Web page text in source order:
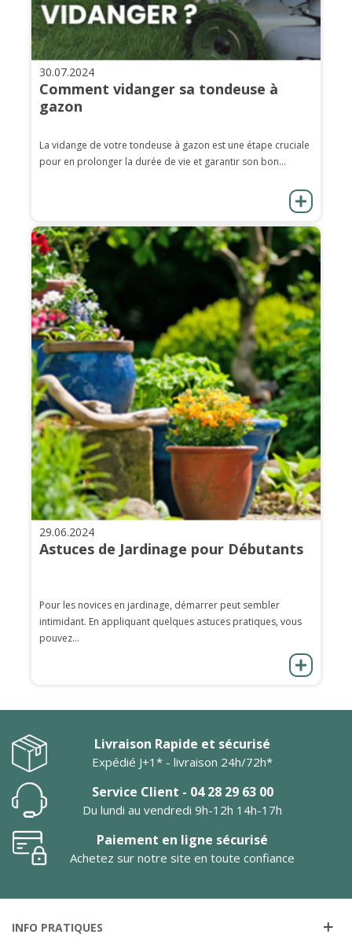
30.07.2024
Comment vidanger sa tondeuse à
gazon
La vidange de votre tondeuse à gazon est une étape cruciale
pour en prolonger la durée de vie et garantir son bon...
29.06.2024
Astuces de Jardinage pour Débutants
Pour les novices en jardinage, démarrer peut sembler
intimidant. En appliquant quelques astuces pratiques, vous
pouvez...
Livraison Rapide et sécurisé
Expédié J+1* - livraison 24h/72h*
Service Client - 04 28 29 63 00
Du lundi au vendredi 9h-12h 14h-17h
Paiement en ligne sécurisé
Achetez sur notre site en toute confiance
INFO PRATIQUES